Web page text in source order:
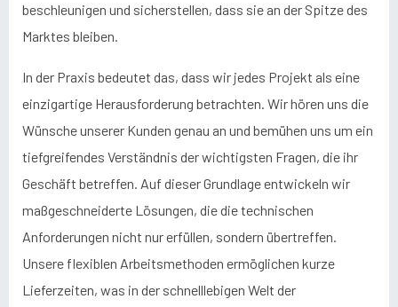
beschleunigen und sicherstellen, dass sie an der Spitze des
Marktes bleiben.
In der Praxis bedeutet das, dass wir jedes Projekt als eine
einzigartige Herausforderung betrachten. Wir hören uns die
Wünsche unserer Kunden genau an und bemühen uns um ein
tiefgreifendes Verständnis der wichtigsten Fragen, die ihr
Geschäft betreffen. Auf dieser Grundlage entwickeln wir
maßgeschneiderte Lösungen, die die technischen
Anforderungen nicht nur erfüllen, sondern übertreffen.
Unsere flexiblen Arbeitsmethoden ermöglichen kurze
Lieferzeiten, was in der schnelllebigen Welt der